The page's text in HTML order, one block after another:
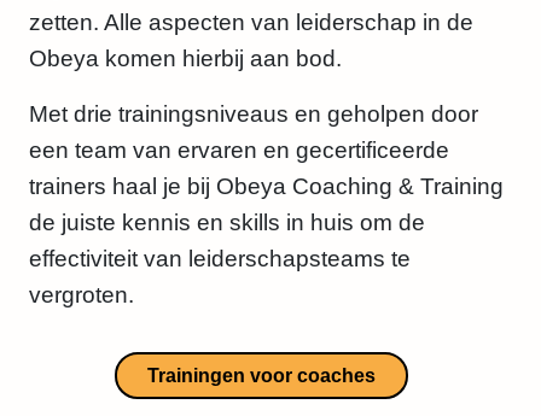
zetten. Alle aspecten van leiderschap in de
Obeya komen hierbij aan bod.
Met drie trainingsniveaus en geholpen door
een team van ervaren en gecertificeerde
trainers haal je bij Obeya Coaching & Training
de juiste kennis en skills in huis om de
effectiviteit van leiderschapsteams te
vergroten.
Trainingen voor coaches